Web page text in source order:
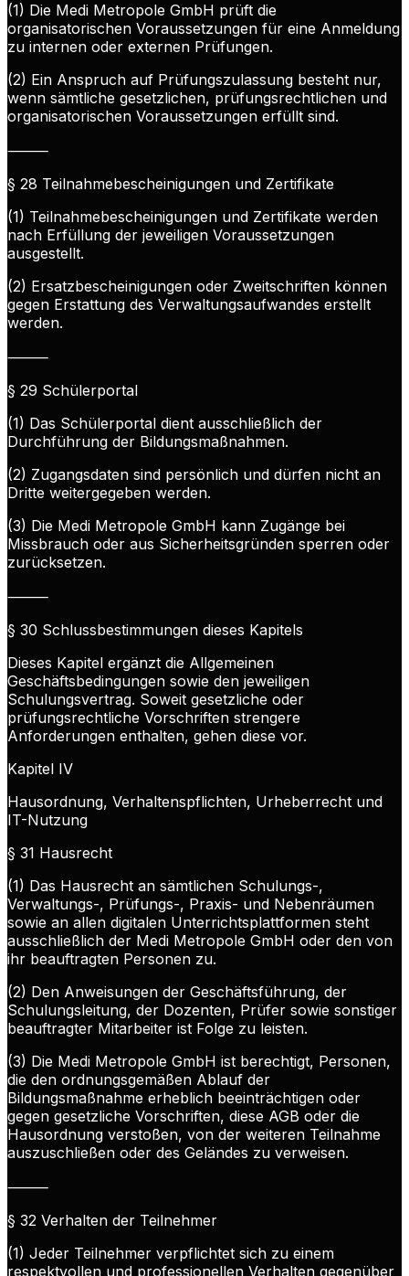
(1) Die Medi Metropole GmbH prüft die
organisatorischen Voraussetzungen für eine Anmeldung
zu internen oder externen Prüfungen.
(2) Ein Anspruch auf Prüfungszulassung besteht nur,
wenn sämtliche gesetzlichen, prüfungsrechtlichen und
organisatorischen Voraussetzungen erfüllt sind.
⸻
§ 28 Teilnahmebescheinigungen und Zertifikate
(1) Teilnahmebescheinigungen und Zertifikate werden
nach Erfüllung der jeweiligen Voraussetzungen
ausgestellt.
(2) Ersatzbescheinigungen oder Zweitschriften können
gegen Erstattung des Verwaltungsaufwandes erstellt
werden.
⸻
§ 29 Schülerportal
(1) Das Schülerportal dient ausschließlich der
Durchführung der Bildungsmaßnahmen.
(2) Zugangsdaten sind persönlich und dürfen nicht an
Dritte weitergegeben werden.
(3) Die Medi Metropole GmbH kann Zugänge bei
Missbrauch oder aus Sicherheitsgründen sperren oder
zurücksetzen.
⸻
§ 30 Schlussbestimmungen dieses Kapitels
Dieses Kapitel ergänzt die Allgemeinen
Geschäftsbedingungen sowie den jeweiligen
Schulungsvertrag. Soweit gesetzliche oder
prüfungsrechtliche Vorschriften strengere
Anforderungen enthalten, gehen diese vor.
Kapitel IV
Hausordnung, Verhaltenspflichten, Urheberrecht und
IT-Nutzung
§ 31 Hausrecht
(1) Das Hausrecht an sämtlichen Schulungs-,
Verwaltungs-, Prüfungs-, Praxis- und Nebenräumen
sowie an allen digitalen Unterrichtsplattformen steht
ausschließlich der Medi Metropole GmbH oder den von
ihr beauftragten Personen zu.
(2) Den Anweisungen der Geschäftsführung, der
Schulungsleitung, der Dozenten, Prüfer sowie sonstiger
beauftragter Mitarbeiter ist Folge zu leisten.
(3) Die Medi Metropole GmbH ist berechtigt, Personen,
die den ordnungsgemäßen Ablauf der
Bildungsmaßnahme erheblich beeinträchtigen oder
gegen gesetzliche Vorschriften, diese AGB oder die
Hausordnung verstoßen, von der weiteren Teilnahme
auszuschließen oder des Geländes zu verweisen.
⸻
§ 32 Verhalten der Teilnehmer
(1) Jeder Teilnehmer verpflichtet sich zu einem
respektvollen und professionellen Verhalten gegenüber